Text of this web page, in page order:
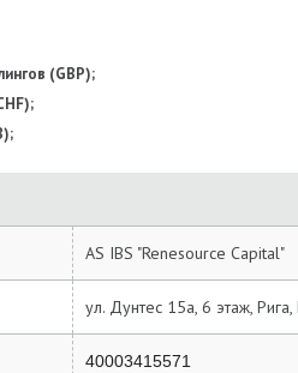
(GBP);
AS IBS "Renesource Capital"
ул. Дунтес 15а, 6 этаж,
40003415571